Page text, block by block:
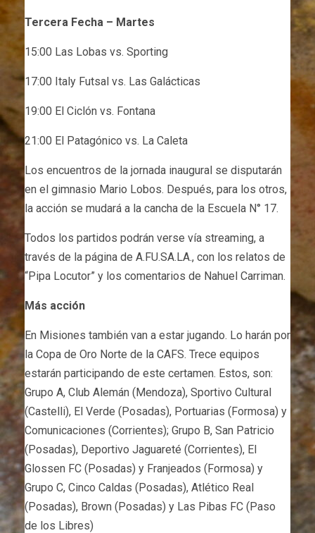
Tercera Fecha – Martes
15:00 Las Lobas vs. Sporting
17:00 Italy Futsal vs. Las Galácticas
19:00 El Ciclón vs. Fontana
21:00 El Patagónico vs. La Caleta
Los encuentros de la jornada inaugural se disputarán
en el gimnasio Mario Lobos. Después, para los otros,
la acción se mudará a la cancha de la Escuela N° 17.
Todos los partidos podrán verse vía streaming, a
través de la página de A.FU.SA.LA., con los relatos de
“Pipa Locutor” y los comentarios de Nahuel Carriman.
Más acción
En Misiones también van a estar jugando. Lo harán por
la Copa de Oro Norte de la CAFS. Trece equipos
estarán participando de este certamen. Estos, son:
Grupo A, Club Alemán (Mendoza), Sportivo Cultural
(Castelli), El Verde (Posadas), Portuarias (Formosa) y
Comunicaciones (Corrientes); Grupo B, San Patricio
(Posadas), Deportivo Jaguareté (Corrientes), El
Glossen FC (Posadas) y Franjeados (Formosa) y
Grupo C, Cinco Caldas (Posadas), Atlético Real
(Posadas), Brown (Posadas) y Las Pibas FC (Paso
de los Libres)